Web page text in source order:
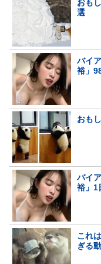
おも
選
バイ
裕」
おも
バイ
裕」1
これ
ぎる